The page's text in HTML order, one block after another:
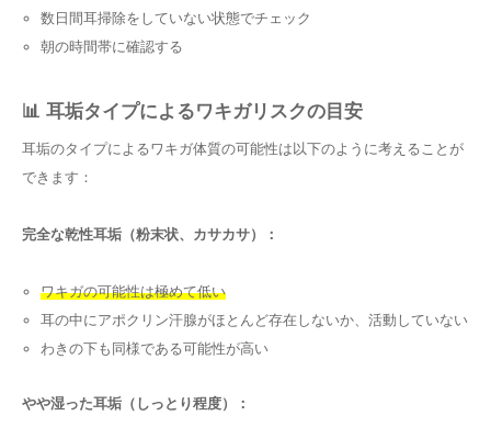
数日間耳掃除をしていない状態でチェック
朝の時間帯に確認する
📊 耳垢タイプによるワキガリスクの目安
耳垢のタイプによるワキガ体質の可能性は以下のように考えることが
できます：
完全な乾性耳垢（粉末状、カサカサ）：
ワキガの可能性は極めて低い
耳の中にアポクリン汗腺がほとんど存在しないか、活動していない
わきの下も同様である可能性が高い
やや湿った耳垢（しっとり程度）：